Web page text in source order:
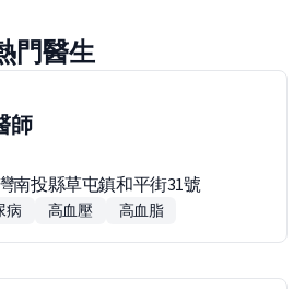
門醫生
師
南投縣草屯鎮和平街31號
病 高血壓 高血脂